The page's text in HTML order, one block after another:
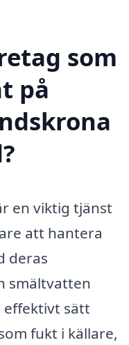
som
på
en viktig tjänst
att hantera
deras
smältvatten
effektivt sätt
fukt i källare,